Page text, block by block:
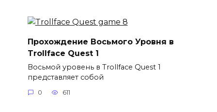
Прохождение Восьмого Уровня в
Trollface Quest 1
Восьмой уровень в Trollface Quest 1
представляет собой
0 611